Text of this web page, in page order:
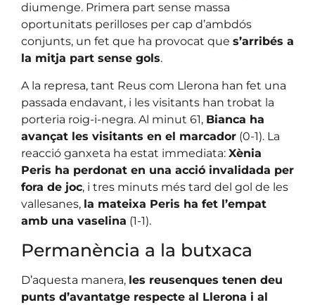
diumenge. Primera part sense massa
oportunitats perilloses per cap d’ambdós
conjunts, un fet que ha provocat que s’arribés a
la mitja part sense gols.
A la represa, tant Reus com Llerona han fet una
passada endavant, i les visitants han trobat la
porteria roig-i-negra. Al minut 61, Bianca ha
avançat les visitants en el marcador (0-1). La
reacció ganxeta ha estat immediata: Xènia
Peris ha perdonat en una acció invalidada per
fora de joc, i tres minuts més tard del gol de les
vallesanes, la mateixa Peris ha fet l’empat
amb una vaselina (1-1).
Permanència a la butxaca
D’aquesta manera, les reusenques tenen deu
punts d’avantatge respecte al Llerona i al